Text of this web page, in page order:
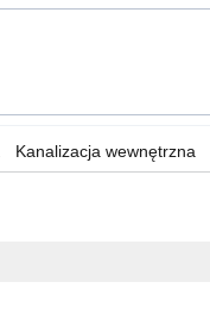
Kanalizacja wewnętrzna